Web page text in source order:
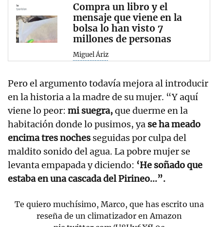
Compra un libro y el
mensaje que viene en la
bolsa lo han visto 7
millones de personas
Miguel Áriz
Pero el argumento todavía mejora al introducir
en la historia a la madre de su mujer. “Y aquí
viene lo peor: mi suegra,que duerme en la
habitación donde lo pusimos, ya se ha meado
encima tres noches seguidas por culpa del
maldito sonido del agua. La pobre mujer se
levanta empapada y diciendo: ‘He soñado que
estaba en una cascada del Pirineo...”.
Te quiero muchísimo, Marco, que has escrito una
reseña de un climatizador en Amazon